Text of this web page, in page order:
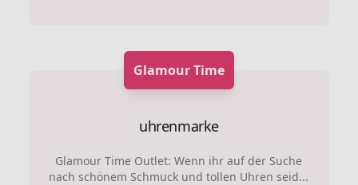
Glamour Time
uhrenmarke
Glamour Time Outlet: Wenn ihr auf der Suche
nach schönem Schmuck und tollen Uhren seid...